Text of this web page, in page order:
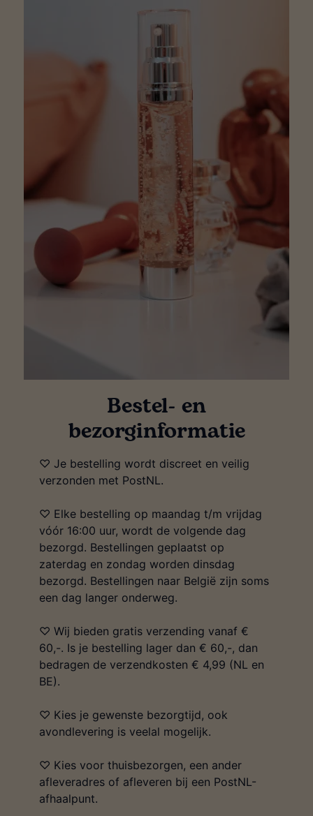
Bestel- en
bezorginformatie
♡ Je bestelling wordt discreet en veilig
verzonden met PostNL.
♡ Elke bestelling op maandag t/m vrijdag
vóór 16:00 uur, wordt de volgende dag
bezorgd. Bestellingen geplaatst op
zaterdag en zondag worden dinsdag
bezorgd. Bestellingen naar België zijn soms
een dag langer onderweg.
♡ Wij bieden gratis verzending vanaf €
60,-. Is je bestelling lager dan € 60,-, dan
bedragen de verzendkosten € 4,99 (NL en
BE).
♡ Kies je gewenste bezorgtijd, ook
avondlevering is veelal mogelijk.
♡ Kies voor thuisbezorgen, een ander
afleveradres of afleveren bij een PostNL-
afhaalpunt.